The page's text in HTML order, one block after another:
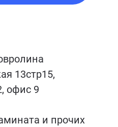
13стр15,
офис 9
и прочих